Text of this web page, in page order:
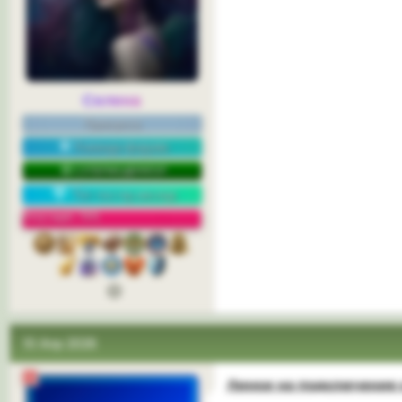
Селена
СУПЕРМОДЕРАТОР
Топ-постер месяца
Репутация: 76%
10 Апр 2026
Линки на подключение